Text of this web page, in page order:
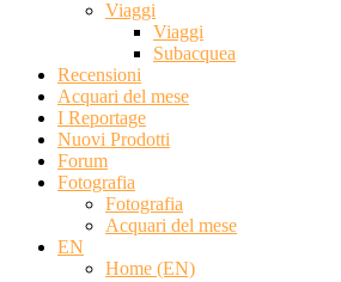
Viaggi
Viaggi
Subacquea
Recensioni
Acquari del mese
I Reportage
Nuovi Prodotti
Forum
Fotografia
Fotografia
Acquari del mese
EN
Home (EN)